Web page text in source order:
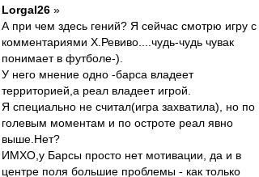
Lorgal26 »
А при чем здесь гений? Я сейчас смотрю игру с
комментариями Х.Ревиво....чудь-чудь чувак
понимает в футболе-).
У него мнение одно -барса владеет
территорией,а реал владеет игрой.
Я специально не считал(игра захватила), но по
голевым моментам и по остроте реал явно
выше.Нет?
ИМХО,у Барсы просто нет мотивации, да и в
центре поля большие проблемы - как только